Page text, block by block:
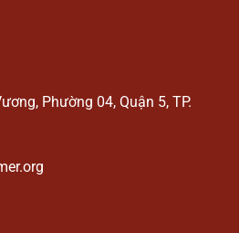
Phường 04, Quận 5, TP.